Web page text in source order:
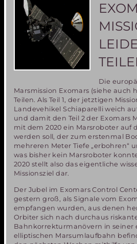
dem
Mars
ist
unwahrscheinlich
aber
nicht
Die
Marsmission Exomars (siehe auch
Teilen. Als Teil 1, der jetztigen
Landevehikel Schiaparelli weich
und damit den Teil 2 der Exomars
mit dem 2020 ein Marsroboter auf
werden soll, der zum erstenmal
mehreren Meter Tiefe „erbohren“
was bisher kein Marsroboter
2020 stellt also das eigentliche
Missionsziel dar.
Der Jubel im Exomars Control
gestern groß, als Signale vom
empfangen wurden, aus denen
Orbiter sich nach durchaus
Bahnkorrekturmanövern in seiner
elliptischen Marsumlaufbahn